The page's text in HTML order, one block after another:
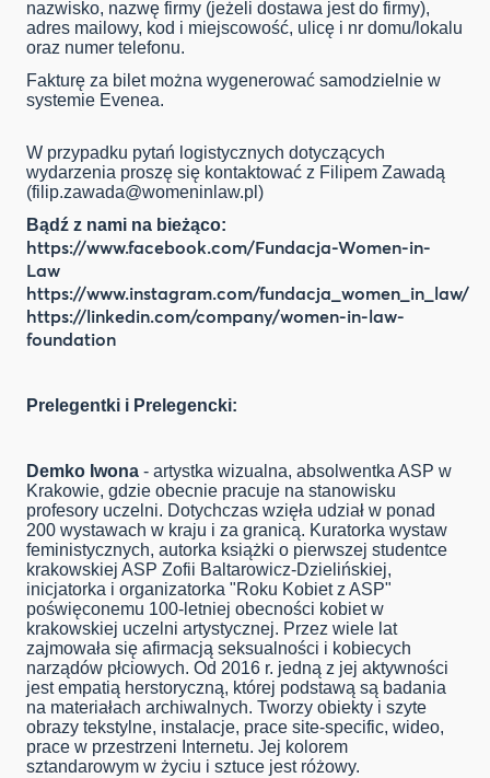
nazwisko, nazwę firmy (jeżeli dostawa jest do firmy),
adres mailowy, kod i miejscowość, ulicę i nr domu/lokalu
oraz numer telefonu.
Fakturę za bilet można wygenerować samodzielnie w
systemie Evenea.
W przypadku pytań logistycznych dotyczących
wydarzenia proszę się kontaktować z Filipem Zawadą
(filip.zawada@womeninlaw.pl )
Bądź z nami na bieżąco:
https://www.facebook.com/Fundacja-Women-in-
Law
https://www.instagram.com/fundacja_women_in_law/
https://linkedin.com/company/women-in-law-
foundation
Prelegentki i Prelegencki:
Demko Iwona - artystka wizualna, absolwentka ASP w
Krakowie, gdzie obecnie pracuje na stanowisku
profesory uczelni. Dotychczas wzięła udział w ponad
200 wystawach w kraju i za granicą. Kuratorka wystaw
feministycznych, autorka książki o pierwszej studentce
krakowskiej ASP Zofii Baltarowicz-Dzielińskiej,
inicjatorka i organizatorka "Roku Kobiet z ASP"
poświęconemu 100-letniej obecności kobiet w
krakowskiej uczelni artystycznej. Przez wiele lat
zajmowała się afirmacją seksualności i kobiecych
narządów płciowych. Od 2016 r. jedną z jej aktywności
jest empatią herstoryczną, której podstawą są badania
na materiałach archiwalnych. Tworzy obiekty i szyte
obrazy tekstylne, instalacje, prace site-specific, wideo,
prace w przestrzeni Internetu. Jej kolorem
sztandarowym w życiu i sztuce jest różowy.